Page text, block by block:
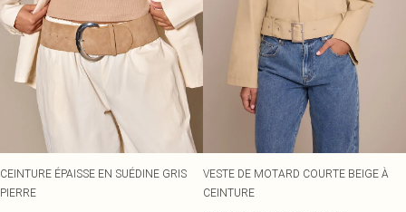
CEINTURE ÉPAISSE EN SUÉDINE GRIS
PIERRE
VESTE DE MOTARD COURTE BEIGE À
CEINTURE